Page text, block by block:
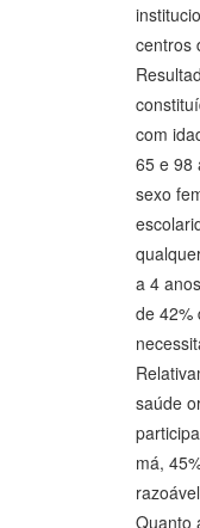
centros
com
65 e 98
sexo
a 4
de 42%
saúde
má,
Quanto